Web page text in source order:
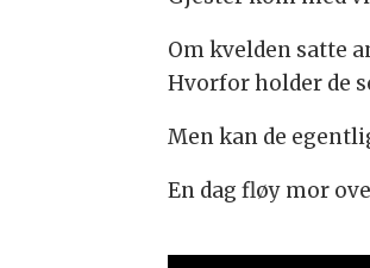
Om kvelden satte
Hvorfor holder de
Men kan de
En dag fløy mor